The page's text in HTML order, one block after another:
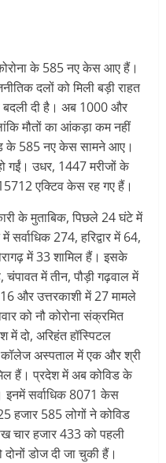
के 585 नए केस आए हैं।
दलों को मिली बड़ी राहत
बदली दी है। अब 1000 और
मौतों का आंकड़ा कम नहीं
के 585 नए केस सामने आए।
गईं। उधर, 1447 मरीजों के
एक्टिव केस रह गए हैं।
के मुताबिक, पिछले 24 घंटे में
274, हरिद्वार में 64,
में 33 शामिल हैं। इसके
चंपावत में तीन, पौड़ी गढ़वाल में
और उत्तरकाशी में 27 मामले
को नौ कोरोना संक्रमित
में दो, अरिहंत हॉस्पिटल
अस्पताल में एक और श्री
हैं। प्रदेश में अब कोविड के
इनमें सर्वाधिक 8071 केस
हजार 585 लोगों ने कोविड
चार हजार 433 को पहली
डोज दी जा चुकी हैं।